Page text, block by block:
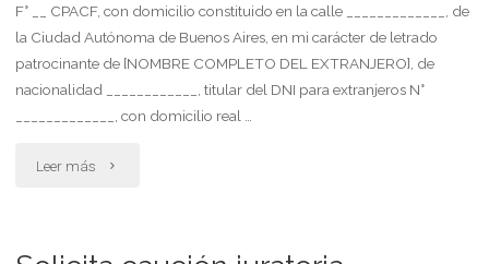
F° __ CPACF, con domicilio constituido en la calle _____________, de
la Ciudad Autónoma de Buenos Aires, en mi carácter de letrado
patrocinante de [NOMBRE COMPLETO DEL EXTRANJERO], de
nacionalidad ____________, titular del DNI para extranjeros N°
_____________, con domicilio real …
Leer más "Solicita